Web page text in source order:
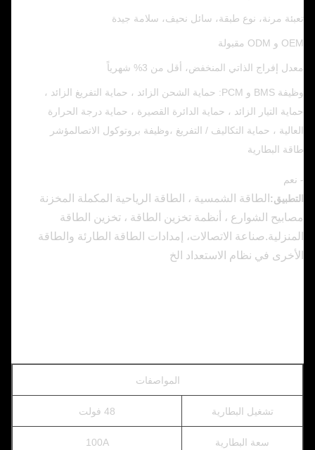
تعبئة مرنة، نوع طبقة، سائل نحيف، سلامة جيدة
OEM و ODM مقبولة
معدل إفراج الذاتي المنخفض، أقل من 3% شهرياً
وظيفة BMS و PCM: حماية الشحن الزائد ، حماية التفريغ الزائد ،
حماية التيار الزائد ، حماية الدائرة القصيرة ، حماية درجة الحرارة
العالية ، حماية التكاليف / التفريغ ،وظيفة بروتوكول الاتصالمؤشر
طاقة البطارية
- نعم
التطبيق: الطاقة الشمسية ، الطاقة الرياحية المكملة المخزنة
مصابيح الشوارع ، أنظمة تخزين الطاقة ، تخزين الطاقة
المنزلية.صناعة الاتصالات، إمدادات الطاقة الطارئة والطاقة
الأخرى في نظام الاستعداد الخ
المواصفات
تشغيل البطارية 48 فولت
سعة البطارية 100A